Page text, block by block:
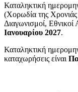
Καταληκτική
(Χορωδία της Χρονιάς
Διαγωνισμοί, Εθνικοί
Ιανουαρίου 2027.
Καταληκτική
καταχωρήσεις είναι